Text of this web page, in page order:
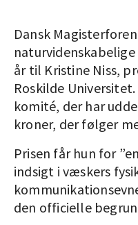
Dansk
år til Kristine Niss,
Roskilde
komité, der har
kroner, der følger
Prisen får hun for
indsigt i væskers
den officielle